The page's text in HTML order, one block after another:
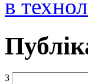
в
З